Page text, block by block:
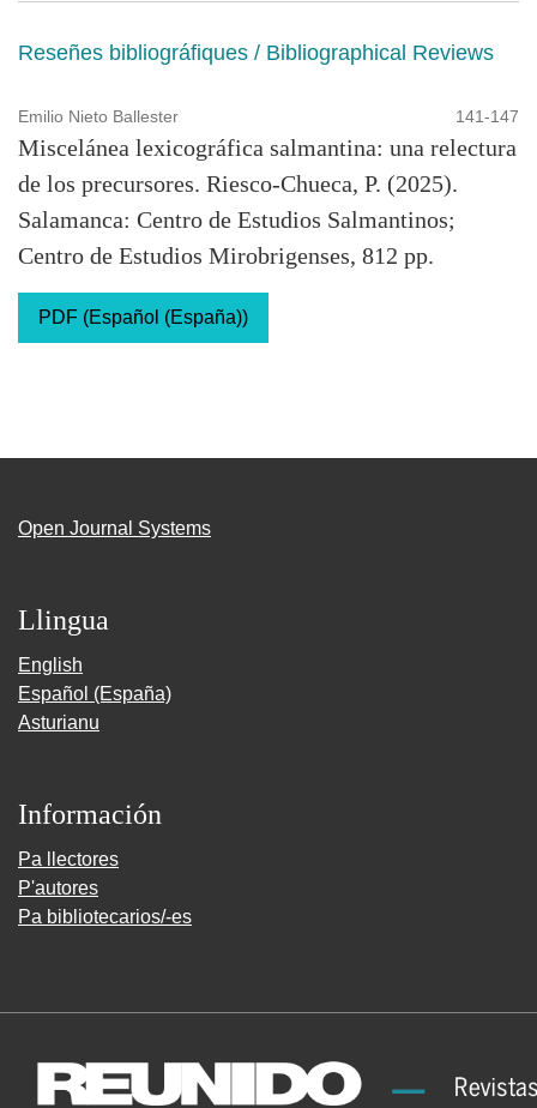
Reseñes bibliográfiques / Bibliographical Reviews
Emilio Nieto Ballester 141-147
Miscelánea lexicográfica salmantina: una relectura
de los precursores. Riesco-Chueca, P. (2025).
Salamanca: Centro de Estudios Salmantinos;
Centro de Estudios Mirobrigenses, 812 pp.
PDF (Español (España))
Open Journal Systems
Llingua
English
Español (España)
Asturianu
Información
Pa llectores
P'autores
Pa bibliotecarios/-es